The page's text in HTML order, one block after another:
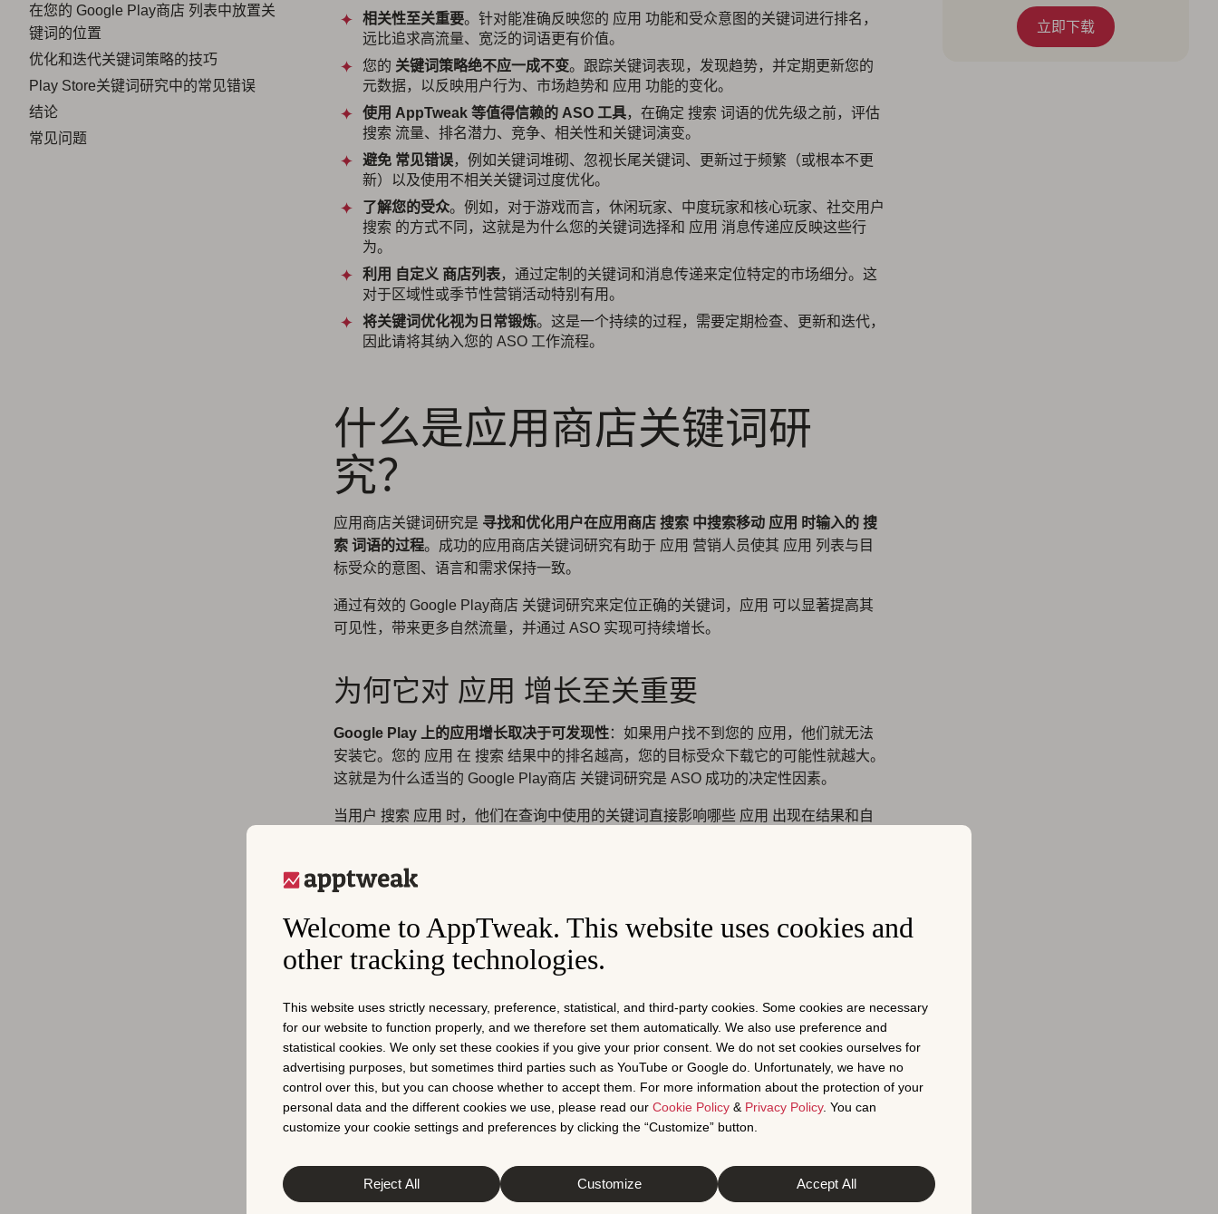
Welcome to AppTweak. This website uses cookies and
other tracking technologies.
This website uses strictly necessary, preference, statistical, and third-party cookies. Some cookies are necessary
for our website to function properly, and we therefore set them automatically. We also use preference and
statistical cookies. We only set these cookies if you give your prior consent. We do not set cookies ourselves for
advertising purposes, but sometimes third parties such as YouTube or Google do. Unfortunately, we have no
control over this, but you can choose whether to accept them. For more information about the protection of your
personal data and the different cookies we use, please read our Cookie Policy & Privacy Policy. You can
customize your cookie settings and preferences by clicking the “Customize” button.
Reject All Customize Accept All
在您的 Google Play商店 列表中放置关
键词的位置
优化和迭代关键词策略的技巧
Play Store关键词研究中的常见错误
结论
常见问题
相关性至关重要。针对能准确反映您的 应用 功能和受众意图的关键词进行排名，
远比追求高流量、宽泛的词语更有价值。
您的 关键词策略绝不应一成不变。跟踪关键词表现，发现趋势，并定期更新您的
元数据，以反映用户行为、市场趋势和 应用 功能的变化。
使用 AppTweak 等值得信赖的 ASO 工具，在确定 搜索 词语的优先级之前，评估
搜索 流量、排名潜力、竞争、相关性和关键词演变。
避免 常见错误，例如关键词堆砌、忽视长尾关键词、更新过于频繁（或根本不更
新）以及使用不相关关键词过度优化。
了解您的受众。例如，对于游戏而言，休闲玩家、中度玩家和核心玩家、社交用户
搜索 的方式不同，这就是为什么您的关键词选择和 应用 消息传递应反映这些行
为。
利用 自定义 商店列表，通过定制的关键词和消息传递来定位特定的市场细分。这
对于区域性或季节性营销活动特别有用。
将关键词优化视为日常锻炼。这是一个持续的过程，需要定期检查、更新和迭代，
因此请将其纳入您的 ASO 工作流程。
什么是应用商店关键词研
究？
应用商店关键词研究是 寻找和优化用户在应用商店 搜索 中搜索移动 应用 时输入的 搜
索 词语的过程。成功的应用商店关键词研究有助于 应用 营销人员使其 应用 列表与目
标受众的意图、语言和需求保持一致。
通过有效的 Google Play商店 关键词研究来定位正确的关键词，应用 可以显著提高其
可见性，带来更多自然流量，并通过 ASO 实现可持续增长。
为何它对 应用 增长至关重要
Google Play 上的应用增长取决于可发现性：如果用户找不到您的 应用，他们就无法
安装它。您的 应用 在 搜索 结果中的排名越高，您的目标受众下载它的可能性就越大。
这就是为什么适当的 Google Play商店 关键词研究是 ASO 成功的决定性因素。
当用户 搜索 应用 时，他们在查询中使用的关键词直接影响哪些 应用 出现在结果和自
价值和受众需求相符的词语，您可以提高可见性、用户获取量和长期移动增长。
阅读如何在 Google Play 上为 应用 添加关键词
Google 如何索引应用商店元数据
为了提升关键词表现，首先要分析 Google 如何索引应用商店元数据。与 App Store 不
同，应用商店不提供单独的关键词字段。相反，Google Play 会扫描并分析 应用 的标
题、 简短 描述和长 描述，以确定与 搜索 查询的相关性。
引和先进的自然语言处理 (NLP) 算法来理解上下文、同义词和文本的整体含义。
要想在 Google Play商店 关键词研究中取得成功，增长营销人员不仅要关注关键词的放
立即下载